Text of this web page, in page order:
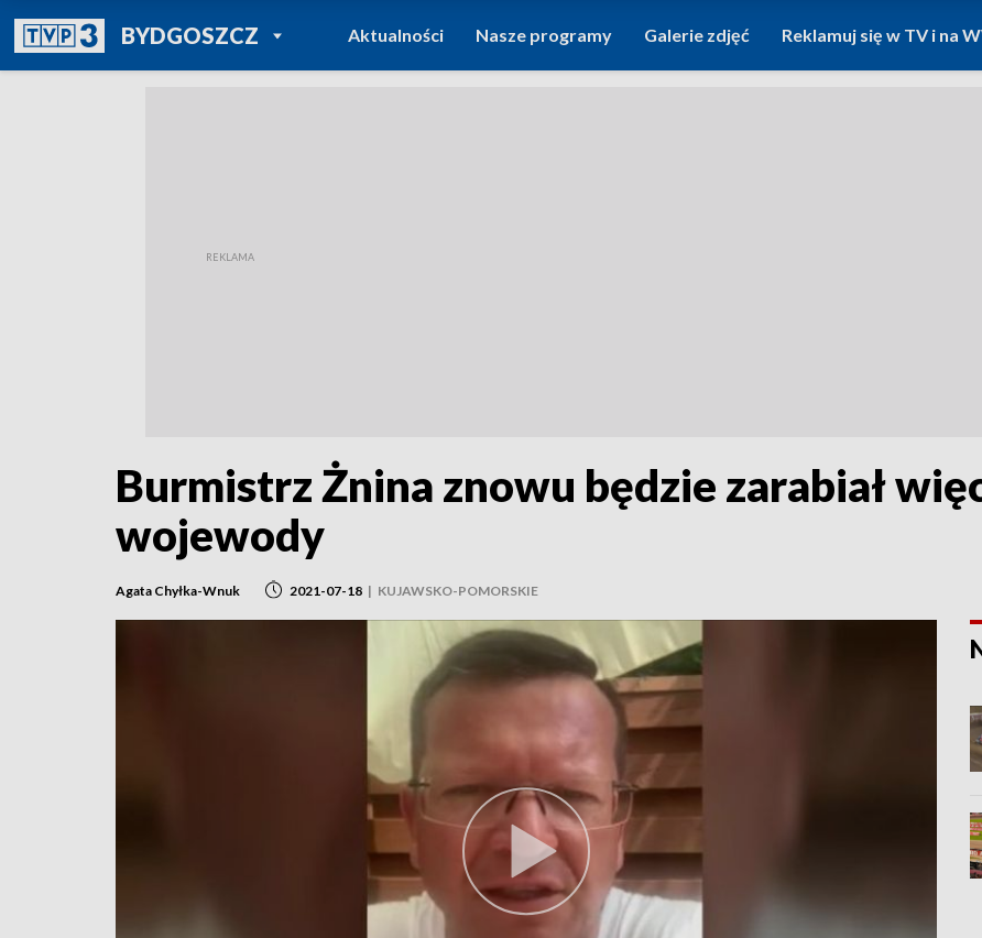
BYDGOSZCZPOWRÓT DO
TVP REGIONY
Aktualności Nasze programy Galerie zdjęć Reklamuj się w TV i na
Burmistrz Żnina znowu będzie zarabiał
wojewody
Agata Chyłka-Wnuk 2021-07-18 | KUJAWSKO-POMORSKIE